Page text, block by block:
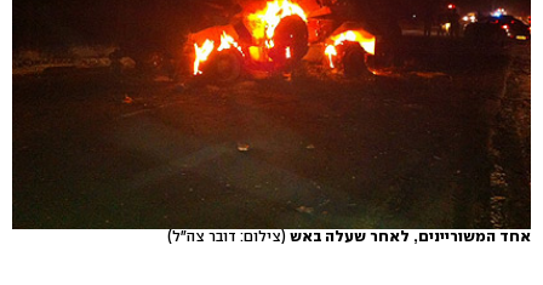
אחד המשוריינים, לאחר שעלה באש(צילום: דובר צה"ל)